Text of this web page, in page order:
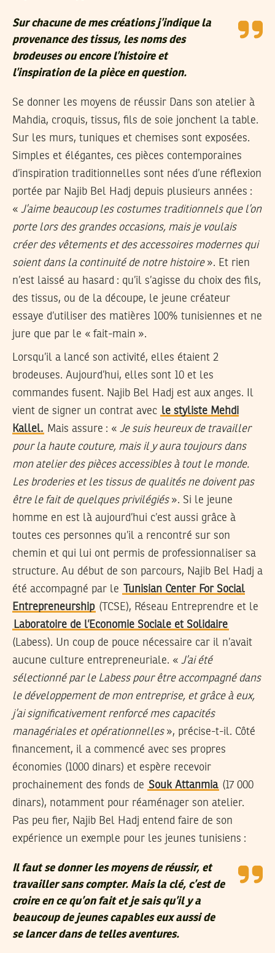
Sur chacune de mes créations j’indique la
provenance des tissus, les noms des
brodeuses ou encore l’histoire et
l’inspiration de la pièce en question.
Se donner les moyens de réussir Dans son atelier à
Mahdia, croquis, tissus, fils de soie jonchent la table.
Sur les murs, tuniques et chemises sont exposées.
Simples et élégantes, ces pièces contemporaines
d’inspiration traditionnelles sont nées d’une réflexion
portée par Najib Bel Hadj depuis plusieurs années :
« J’aime beaucoup les costumes traditionnels que l’on
porte lors des grandes occasions, mais je voulais
créer des vêtements et des accessoires modernes qui
soient dans la continuité de notre histoire». Et rien
n’est laissé au hasard : qu’il s’agisse du choix des fils,
des tissus, ou de la découpe, le jeune créateur
essaye d’utiliser des matières 100% tunisiennes et ne
jure que par le « fait-main ».
Lorsqu’il a lancé son activité, elles étaient 2
brodeuses. Aujourd’hui, elles sont 10 et les
commandes fusent. Najib Bel Hadj est aux anges. Il
vient de signer un contrat avec le styliste Mehdi
Kallel. Mais assure : « Je suis heureux de travailler
pour la haute couture, mais il y aura toujours dans
mon atelier des pièces accessibles à tout le monde.
Les broderies et les tissus de qualités ne doivent pas
être le fait de quelques privilégiés». Si le jeune
homme en est là aujourd’hui c’est aussi grâce à
toutes ces personnes qu’il a rencontré sur son
chemin et qui lui ont permis de professionnaliser sa
structure. Au début de son parcours, Najib Bel Hadj a
été accompagné par le
Tunisian Center For Social
Entrepreneurship (TCSE), Réseau Entreprendre et le
Laboratoire de l’Economie Sociale et Solidaire
(Labess). Un coup de pouce nécessaire car il n’avait
aucune culture entrepreneuriale. « J’ai été
sélectionné par le Labess pour être accompagné dans
le développement de mon entreprise, et grâce à eux,
j’ai significativement renforcé mes capacités
managériales et opérationnelles», précise-t-il. Côté
financement, il a commencé avec ses propres
économies (1000 dinars) et espère recevoir
prochainement des fonds de Souk Attanmia (17 000
dinars), notamment pour réaménager son atelier.
Pas peu fier, Najib Bel Hadj entend faire de son
expérience un exemple pour les jeunes tunisiens :
Il faut se donner les moyens de réussir, et
travailler sans compter. Mais la clé, c’est de
croire en ce qu’on fait et je sais qu’il y a
beaucoup de jeunes capables eux aussi de
se lancer dans de telles aventures.